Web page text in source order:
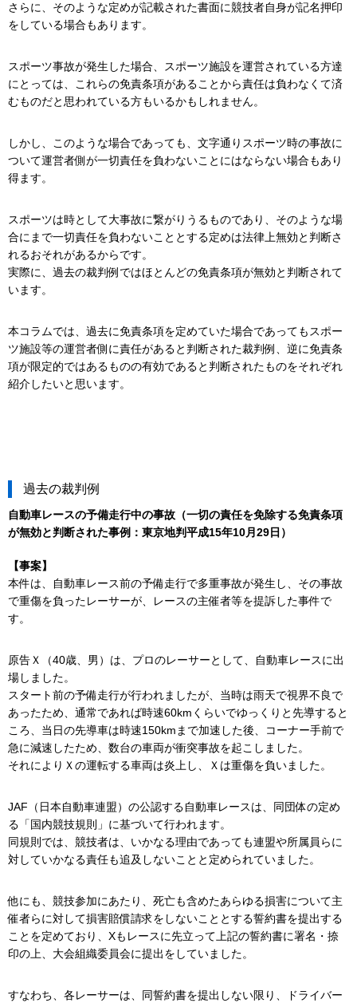
さらに、そのような定めが記載された書面に競技者自身が記名押印
をしている場合もあります。
スポーツ事故が発生した場合、スポーツ施設を運営されている方達
にとっては、これらの免責条項があることから責任は負わなくて済
むものだと思われている方もいるかもしれません。
しかし、このような場合であっても、文字通りスポーツ時の事故に
ついて運営者側が一切責任を負わないことにはならない場合もあり
得ます。
スポーツは時として大事故に繋がりうるものであり、そのような場
合にまで一切責任を負わないこととする定めは法律上無効と判断さ
れるおそれがあるからです。
実際に、過去の裁判例ではほとんどの免責条項が無効と判断されて
います。
本コラムでは、過去に免責条項を定めていた場合であってもスポー
ツ施設等の運営者側に責任があると判断された裁判例、逆に免責条
項が限定的ではあるものの有効であると判断されたものをそれぞれ
紹介したいと思います。
過去の裁判例
自動車レースの予備走行中の事故（一切の責任を免除する免責条項
が無効と判断された事例：東京地判平成15年10月29日）
【事案】
本件は、自動車レース前の予備走行で多重事故が発生し、その事故
で重傷を負ったレーサーが、レースの主催者等を提訴した事件で
す。
原告Ｘ（40歳、男）は、プロのレーサーとして、自動車レースに出
場しました。
スタート前の予備走行が行われましたが、当時は雨天で視界不良で
あったため、通常であれば時速60kmくらいでゆっくりと先導すると
ころ、当日の先導車は時速150kmまで加速した後、コーナー手前で
急に減速したため、数台の車両が衝突事故を起こしました。
それによりＸの運転する車両は炎上し、Ｘは重傷を負いました。
JAF（日本自動車連盟）の公認する自動車レースは、同団体の定め
る「国内競技規則」に基づいて行われます。
同規則では、競技者は、いかなる理由であっても連盟や所属員らに
対していかなる責任も追及しないことと定められていました。
他にも、競技参加にあたり、死亡も含めたあらゆる損害について主
催者らに対して損害賠償請求をしないこととする誓約書を提出する
ことを定めており、Xもレースに先立って上記の誓約書に署名・捺
印の上、大会組織委員会に提出をしていました。
すなわち、各レーサーは、同誓約書を提出しない限り、ドライバー